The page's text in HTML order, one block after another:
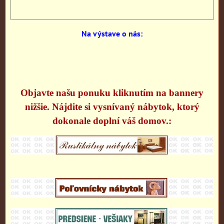
Na výstave o nás:
Objavte našu ponuku kliknutím na bannery
nižšie. Nájdite si vysnívaný nábytok, ktorý
dokonale doplní váš domov.: